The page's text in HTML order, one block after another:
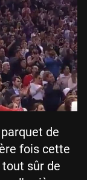
de
fois cette
sûr de